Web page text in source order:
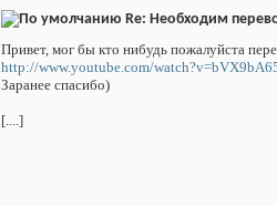
Re: Необходим
Привет, мог бы кто нибудь пожалуйста
http://www.youtube.com/
Заранее спасибо)
[....]